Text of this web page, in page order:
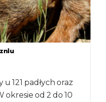
121 padłych oraz
od 2 do 10